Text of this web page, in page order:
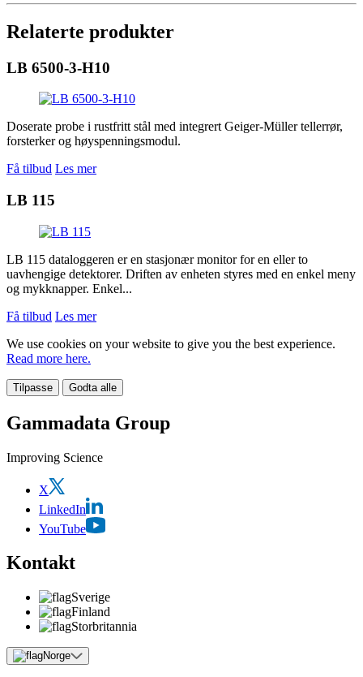
Relaterte produkter
LB 6500-3-H10
Doserate probe i rustfritt stål med integrert Geiger-Müller tellerrør,
forsterker og høyspenningsmodul.
Få tilbud Les mer
LB 115
LB 115 dataloggeren er en stasjonær monitor for en eller to
uavhengige detektorer. Driften av enheten styres med en enkel meny
og mykknapper. Enkel...
Få tilbud Les mer
We use cookies on your website to give you the best experience.
Read more here.
Tilpasse Godta alle
Gammadata Group
Improving Science
X
LinkedIn
YouTube
Kontakt
Sverige
Finland
Storbritannia
Norge